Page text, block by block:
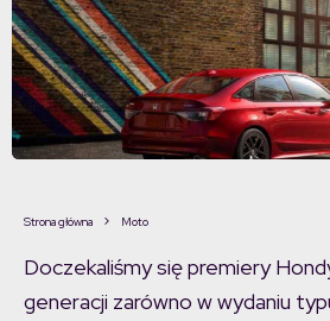
Strona główna Moto
Doczekaliśmy się premiery
generacji zarówno w wydaniu